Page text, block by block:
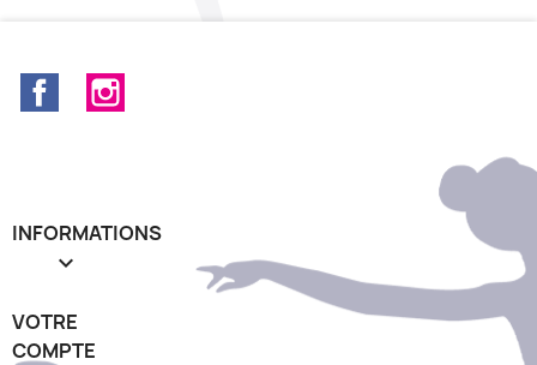
Facebook
INFORMATIONS

VOTRE
COMPTE